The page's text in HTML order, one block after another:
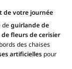
de votre journée
deguirlande de
fleurs de cerisier
des chaises
artificielles pour